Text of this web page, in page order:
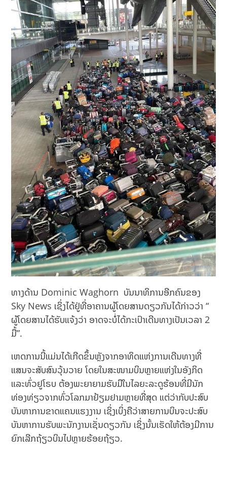
ທາງດ້ານ Dominic Waghorn ບັນນາທິການອີກຄົນຂອງ
Sky News ເຊິ່ງໄດ້ຢູ່ທີ່ອາຄານຜູ້ໂດຍສານດຽວກັນໄດ້ກ່າວວ່າ “
ຜູ້ໂດຍສານໄດ້ຮັບແຈ້ງວ່າ ອາດຈະບໍ່ໄດ້ກະເປົາເດີນທາງເປັນເວລາ 2
ມື້”.
ເຫດການນີ້ແມ່ນໄດ້ເກີດຂຶ້ນຫຼັງຈາກອາທິດແຫ່ງການເດີນທາງທີ່
ແສນຈະສັບສົນວຸ້ນວາຍ ໂດຍໃນສະໜາມບິນຫຼາຍແຫ່ງໃນອັງກິດ
ແລະທົ່ວຢູໂຣບ ຕ້ອງພະຍາຍາມຮັບມືໃນໄລຍະລະດູຮ້ອນທີ່ມີນັກ
ທ່ອງທ່ຽວຈາກທົ່ວໂລກມາຢ້ຽມຢາມຫຼາຍທີ່ສຸດ ແຕ່ວ່າກັບປະສົບ
ບັນຫາການຂາດແຄນແຮງງານ ເຊິ່ງເບິ່ງຄືວ່າສາຍການບິນຈະປະສົບ
ບັນຫາການຮັບພະນັກງານເຊັ່ນດຽວກັນ ເຊິ່ງນັ້ນເຮັດໃຫ້ຕ້ອງມີການ
ຍົກເລີກຖ້ຽວບິນໄປຫຼາຍຮ້ອຍຖ້ຽວ.